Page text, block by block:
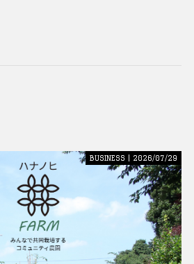
BUSINESS | 2026/07/29